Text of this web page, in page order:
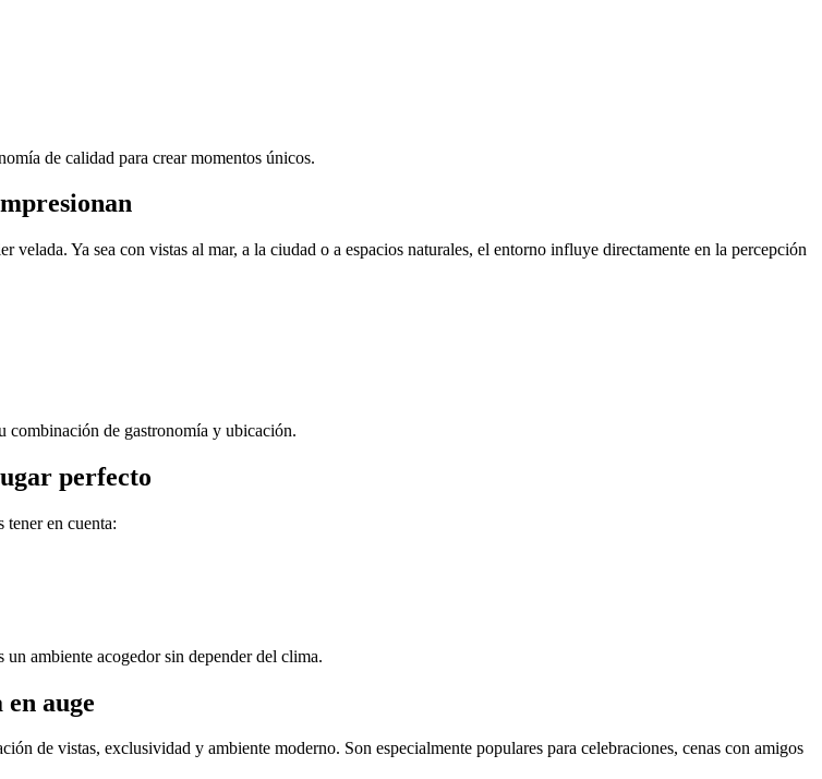
de calidad para crear momentos únicos.
velada. Ya sea con vistas al mar, a la ciudad o a espacios naturales, el entorno influye directamente en la percepción
combinación de gastronomía y ubicación.
perfecto
tener en cuenta:
ambiente acogedor sin depender del clima.
auge
de vistas, exclusividad y ambiente moderno. Son especialmente populares para celebraciones, cenas con amigos